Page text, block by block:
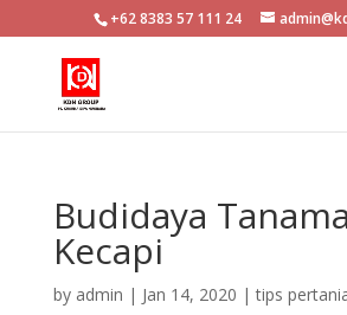
+62 8383 57 111 24
Budidaya
Kecapi
by admin | Jan 14, 2020 |tips